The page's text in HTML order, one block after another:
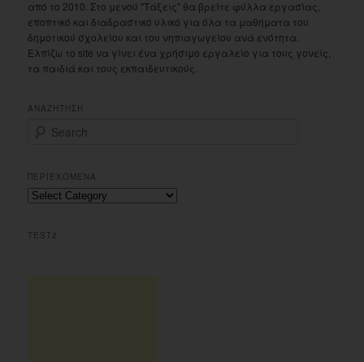
από το 2010. Στο μενού "Τάξεις" θα βρείτε φύλλα εργασίας,
εποπτικό και διαδραστικό υλικό για όλα τα μαθήματα του
δημοτικού σχολείου και του νηπιαγωγείου ανά ενότητα.
Ελπίζω το site να γίνει ένα χρήσιμο εργαλείο για τους γονείς,
τα παιδιά και τους εκπαιδευτικούς.
ΑΝΑΖΗΤΗΣΗ
r
c
h
ΠΕΡΙΕΧΟΜΕΝΑ
Περιεχομενα
TEST2